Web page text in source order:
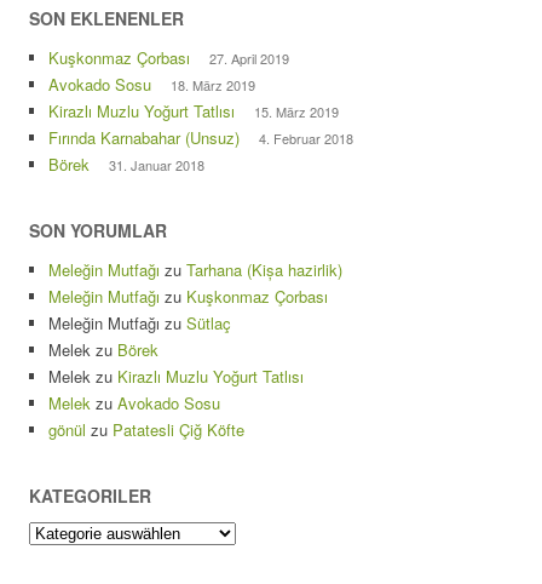
SON EKLENENLER
Kuşkonmaz Çorbası 27. April 2019
Avokado Sosu 18. März 2019
Kirazlı Muzlu Yoğurt Tatlısı 15. März 2019
Fırında Karnabahar (Unsuz) 4. Februar 2018
Börek 31. Januar 2018
SON YORUMLAR
Meleğin Mutfağı zu Tarhana (Kișa hazirlik)
Meleğin Mutfağı zu Kuşkonmaz Çorbası
Meleğin Mutfağı zu Sütlaç
Melek zu Börek
Melek zu Kirazlı Muzlu Yoğurt Tatlısı
Melek zu Avokado Sosu
gönül zu Patatesli Çiğ Köfte
KATEGORILER
Kategoriler